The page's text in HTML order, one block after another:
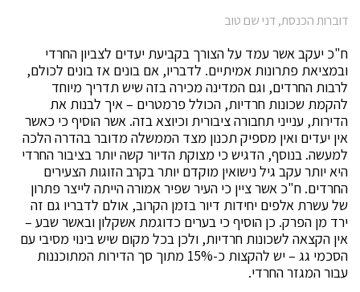
דוברות הכנסת, דני שם טוב
ח"כ יעקב אשר עמד על הצורך בקביעת יעדים לצביון החרדי
ובמציאת פתרונות אמיתיים. לדבריו, אם בונים אז בונים לכולם,
לרבות החרדים, וגם המדינה מכירה בזה שיש תדריך מיוחד
להקמת שכונות חרדיות, הכולל פרמטרים – איך לבנות את
הדירות, ענייני תחבורה ציבורית וכיוצא בזה. אשר הוסיף כי כאשר
אין יעדים ואין מספיק תכנון מצד הממשלה מדובר בהדרה הלכה
למעשה. בנוסף, הדגיש כי מצוקת הדיור קשה יותר בציבור החרדי
היא יותר עקב גיל נישואין מוקדם יותר בקרב הזוגות הצעירים
החרדים. ח"כ אשר ציין כי העיר שפיר אמורה הייתה לייצר פתרון
של עשרת אלפים יחידות דיור בזמן הקרוב, אולם לדבריו גם זה
ירד מן הפרק. כן הוסיף כי בערים כדוגמת אשקלון ובאשר שבע –
אין הקצאה לשכונות חרדיות, ולכן בכל מקום שיש בינוי מסיבי עם
הסכמי גג – יש להקצות כ-15% מתוך סך הדירות המתוכננות
עבור המגזר החרדי.